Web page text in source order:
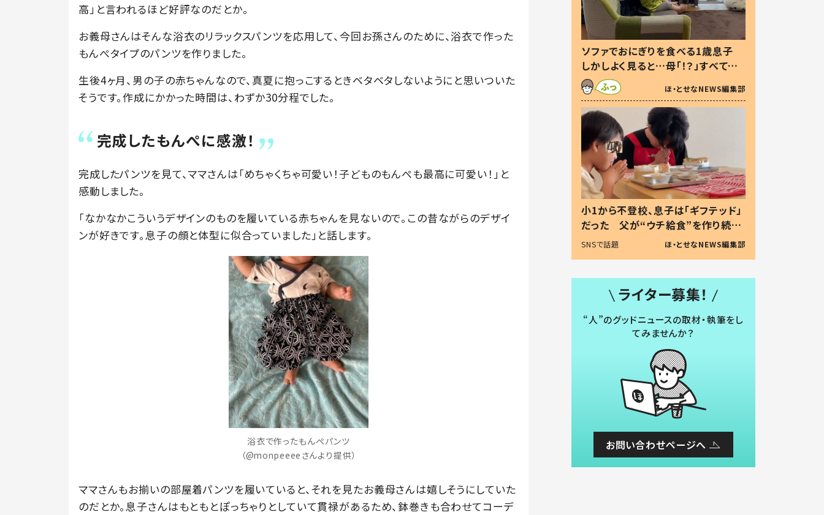
高」と言われるほど好評なのだとか。
お義母さんはそんな浴衣のリラックスパンツを応用して、今回お孫さんのために、浴衣で作った
もんぺタイプのパンツを作りました。
生後4ヶ月、男の子の赤ちゃんなので、真夏に抱っこするときベタベタしないようにと思いついた
そうです。作成にかかった時間は、わずか30分程でした。
完成したもんぺに感激！
完成したパンツを見て、ママさんは「めちゃくちゃ可愛い！子どものもんぺも最高に可愛い！」と
感動しました。
「なかなかこういうデザインのものを履いている赤ちゃんを見ないので。この昔ながらのデザイ
ンが好きです。息子の顔と体型に似合っていました」と話します。
浴衣で作ったもんぺパンツ
（@monpeeeeさんより提供）
ママさんもお揃いの部屋着パンツを履いていると、それを見たお義母さんは嬉しそうにしていた
のだとか。息子さんはもともとぽっちゃりとしていて貫禄があるため、鉢巻きも合わせてコーデ
ソファでおにぎりを食べる1歳息子
しかしよく見ると…母「！？」すべてを
察した母の投稿に「可愛いから許
す！」「現行犯〜」
ほ・とせなNEWS編集部
小1から不登校、息子は「ギフテッド」
だった 父が“ウチ給食”を作り続け
る理由とは #令和の親 #令和の子
SNSで話題 ほ・とせなNEWS編集部
ライター募集！
“人”のグッドニュースの取材・執筆をし
てみませんか？
お問い合わせページへ